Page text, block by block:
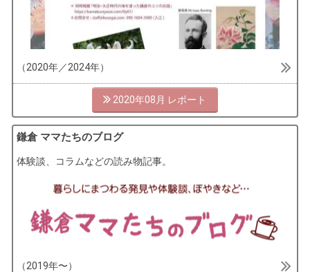
（2020年／2024年）
2020年08月
鎌倉 ママたちのブログ
体験談、コラムなどの読み物記事。
（2019年〜）